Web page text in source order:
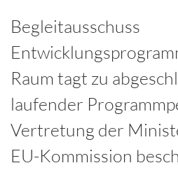
Begleitausschuss
Raum tagt zu
laufender
Vertretung der
EU-Kommission